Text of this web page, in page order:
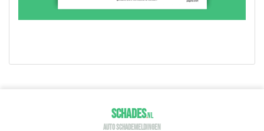
SCHADES.NL
AUTO SCHADEMELDINGEN